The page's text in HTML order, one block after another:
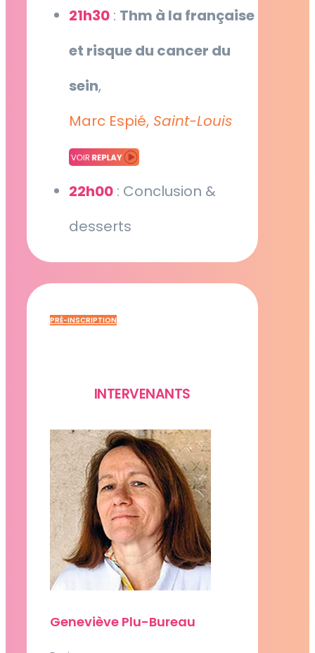
21h30 : Thm à la française
et risque du cancer du
sein,
Marc Espié, Saint-Louis
22h00 : Conclusion &
desserts
PRÉ-INSCRIPTION
INTERVENANTS
Geneviève Plu-Bureau